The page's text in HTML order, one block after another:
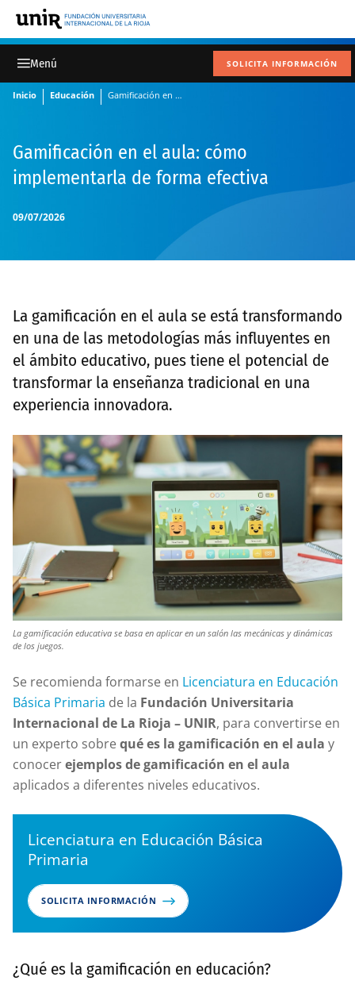
SOLICITA INFORMACIÓN
Inicio Educación Gamificación en el aula: cómo implementarla de forma efectiva
09/07/2026
Gamificación en el aula: cómo
implementarla de forma efectiva
La gamificación en el aula se está transformando
en una de las metodologías más influyentes en
el ámbito educativo, pues tiene el potencial de
transformar la enseñanza tradicional en una
experiencia innovadora.
La gamificación educativa se basa en aplicar en un salón las mecánicas y dinámicas
de los juegos.
Se recomienda formarse en Licenciatura en Educación
Básica Primaria de la Fundación Universitaria
Internacional de La Rioja – UNIR, para convertirse en
un experto sobrequé es la gamificación en el aula y
conocerejemplos de gamificación en el aula
aplicados a diferentes niveles educativos.
Licenciatura en Educación Básica
Primaria
SOLICITA INFORMACIÓN
¿Qué es la gamificación en educación?